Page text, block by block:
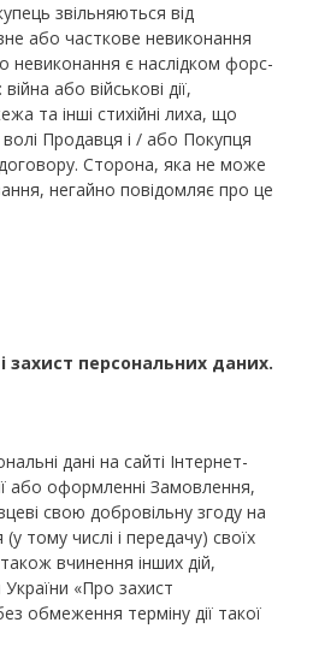
звільняються від
або часткове невиконання
невиконання є наслідком форс-
або військові дії,
та інші стихійні лиха, що
Продавця і / або Покупця
Сторона, яка не може
негайно повідомляє про це
захист персональних даних.
дані на сайті Інтернет-
або оформленні Замовлення,
свою добровільну згоду на
тому числі і передачу) своїх
вчинення інших дій,
«Про захист
обмеження терміну дії такої